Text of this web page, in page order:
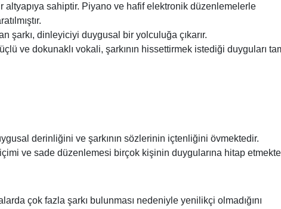
altyapıya sahiptir. Piyano ve hafif elektronik düzenlemelerle
şarkı, dinleyiciyi duygusal bir yolculuğa çıkarır.
güçlü ve dokunaklı vokali, şarkının hissettirmek istediği duyguları
derinliğini ve şarkının sözlerinin içtenliğini övmektedir.
biçimi ve sade düzenlemesi birçok kişinin duygularına hitap
çok fazla şarkı bulunması nedeniyle yenilikçi olmadığını